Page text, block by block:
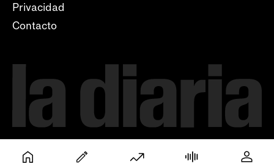
Privacidad
Contacto